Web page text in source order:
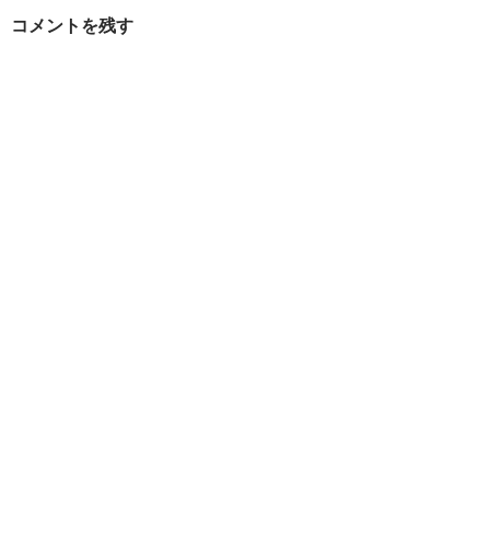
コメントを残す